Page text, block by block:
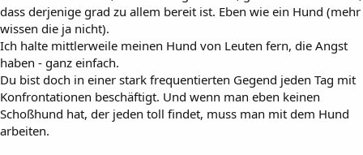
dass derjenige grad zu allem bereit ist. Eben wie ein Hund (mehr
wissen die ja nicht).
Ich halte mittlerweile meinen Hund von Leuten fern, die Angst
haben - ganz einfach.
Du bist doch in einer stark frequentierten Gegend jeden Tag mit
Konfrontationen beschäftigt. Und wenn man eben keinen
Schoßhund hat, der jeden toll findet, muss man mit dem Hund
arbeiten.